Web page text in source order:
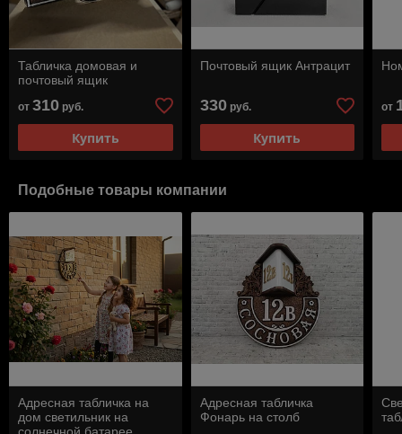
Табличка домовая и
почтовый ящик
от 310 руб.
Купить
Почтовый ящик Антрацит
330руб.
Купить
от
Подобные товары компании
Адресная табличка на
дом светильник на
Адресная табличка
Фонарь на столб